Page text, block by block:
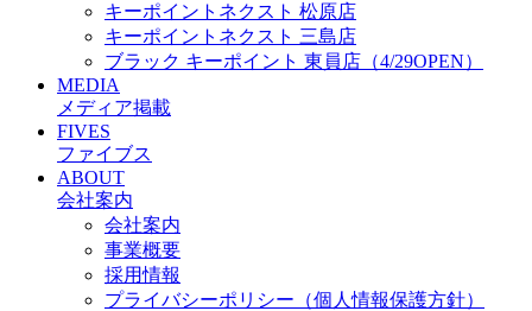
キーポイントネクスト 松原店
キーポイントネクスト 三島店
ブラック キーポイント 東員店（4/29OPEN）
MEDIA
メディア掲載
FIVES
ファイブス
ABOUT
会社案内
会社案内
事業概要
採用情報
プライバシーポリシー（個人情報保護方針）